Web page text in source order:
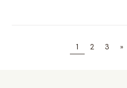
1 2 3 »